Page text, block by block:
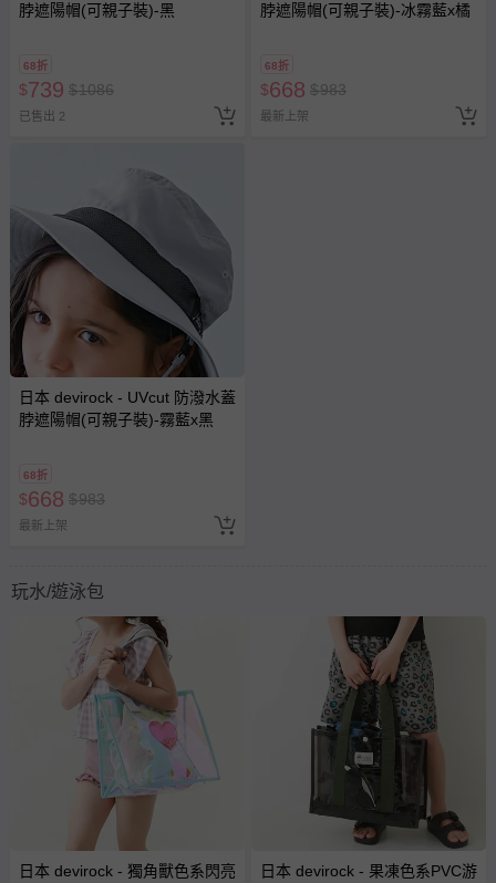
脖遮陽帽(可親子裝)-黑
68折
$739 $1086
已售出 2
脖遮陽帽(可親子裝)-冰霧藍x橘
68折
$668 $983
最新上架
日本 devirock - UVcut 防潑水蓋
脖遮陽帽(可親子裝)-霧藍x黑
68折
$668 $983
最新上架
玩水/遊泳包
日本 devirock - 獨角獸色系閃亮
日本 devirock - 果凍色系PVC游